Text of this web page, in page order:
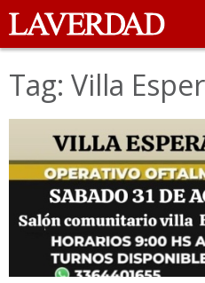
Tag: Villa